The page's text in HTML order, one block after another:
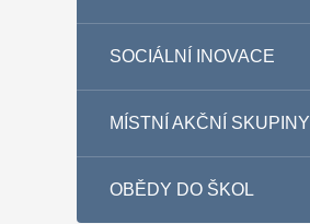
SOCIÁLNÍ INOVACE
MÍSTNÍ AKČNÍ SKUPINY
OBĚDY DO ŠKOL